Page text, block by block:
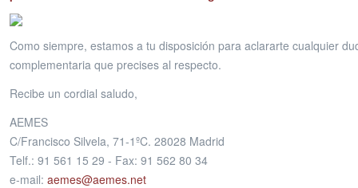
Como siempre, estamos a tu disposición para aclararte cualquier
complementaria que precises al respecto.
Recibe un cordial saludo,
AEMES
C/Francisco Silvela, 71-1ºC. 28028 Madrid
Telf.: 91 561 15 29 - Fax: 91 562 80 34
e-mail: aemes@aemes.net